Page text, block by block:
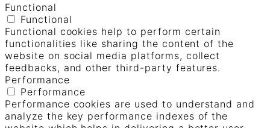
Functional
Functional
Functional cookies help to perform certain
functionalities like sharing the content of the
website on social media platforms, collect
feedbacks, and other third-party features.
Performance
Performance
Performance cookies are used to understand and
analyze the key performance indexes of the